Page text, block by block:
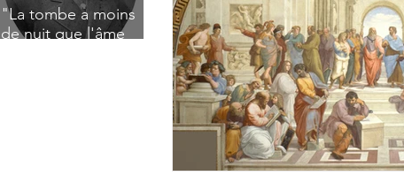
"La tombe a moins
de nuit que l'âme